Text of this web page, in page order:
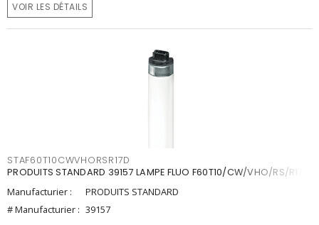
VOIR LES DÉTAILS
STAF60T10CWVHORSR17D
PRODUITS STANDARD 39157 LAMPE FLUO F60T10/CW/VHO/RS/R17D
Manufacturier :
PRODUITS STANDARD
# Manufacturier : 39157